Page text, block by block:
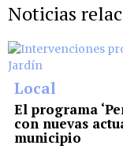
Noticias
Local
El programa
con nuevas
municipio